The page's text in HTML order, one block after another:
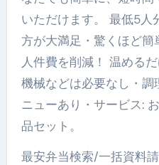
いただけます。 最低5人
方が大満足・驚くほど簡
人件費を削減！ 温める
機械などは必要なし・調
ニューあり・サービス:
品セット。
最安弁当検索/一括資料